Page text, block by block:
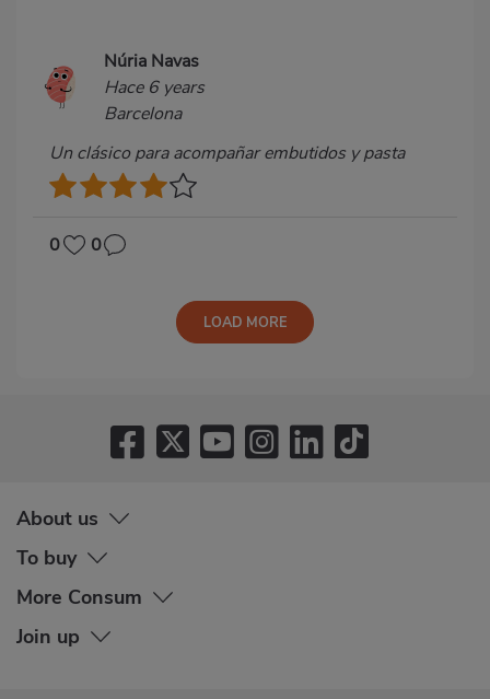
Núria Navas
Hace 6 years
Barcelona
Un clásico para acompañar embutidos y pasta
0 0
LOAD MORE
About us
To buy
More Consum
Join up